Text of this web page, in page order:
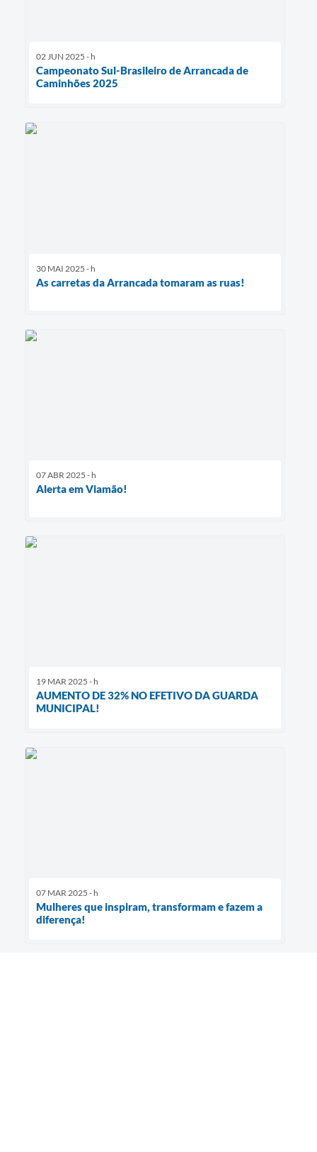
02 JUN 2025 - h
Campeonato Sul-Brasileiro de Arrancada de
Caminhões 2025
30 MAI 2025 - h
As carretas da Arrancada tomaram as ruas!
07 ABR 2025 - h
Alerta em Viamão!
19 MAR 2025 - h
AUMENTO DE 32% NO EFETIVO DA GUARDA
MUNICIPAL!
07 MAR 2025 - h
Mulheres que inspiram, transformam e fazem a
diferença!